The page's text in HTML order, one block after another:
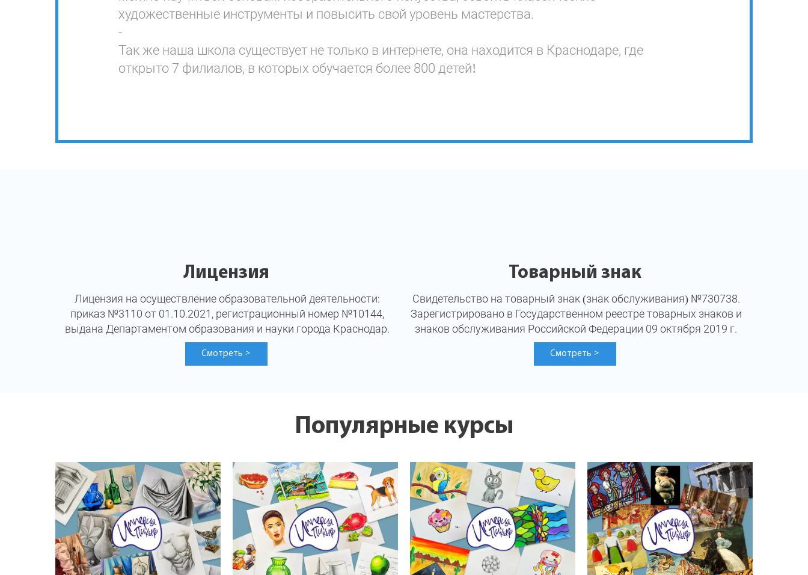
художественные инструменты и повысить свой уровень мастерства.
-
Так же наша школа существует не только в интернете, она находится в Краснодаре, где
открыто 7 филиалов, в которых обучается более 800 детей!
Лицензия
Лицензия на осуществление образовательной деятельности:
приказ №3110 от 01.10.2021, регистрационный номер №10144,
выдана Департаментом образования и науки города Краснодар.
Смотреть >
Товарный знак
Свидетельство на товарный знак (знак обслуживания) №730738.
Зарегистрировано в Государственном реестре товарных знаков и
знаков обслуживания Российской Федерации 09 октября 2019 г.
Смотреть >
Популярные курсы